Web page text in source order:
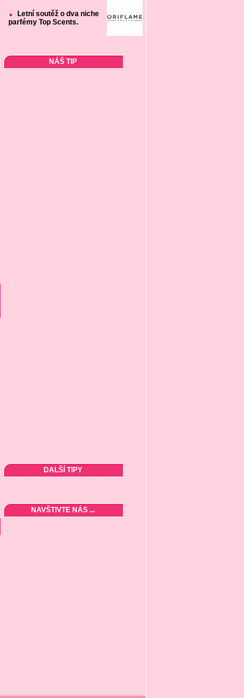
Letní soutěž o dva niche
parfémy Top Scents.
NÁŠ TIP
DALŠÍ TIPY
NAVŠTIVTE NÁS ...